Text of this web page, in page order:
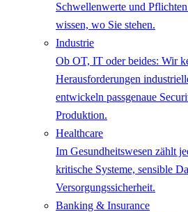
Schwellenwerte und
wissen, wo Sie stehen.
Industrie
Ob OT, IT oder beides: Wir
Herausforderungen
entwickeln passgenaue
Produktion.
Healthcare
Im Gesundheitswesen zählt
kritische Systeme, sensible
Versorgungssicherheit.
Banking & Insurance